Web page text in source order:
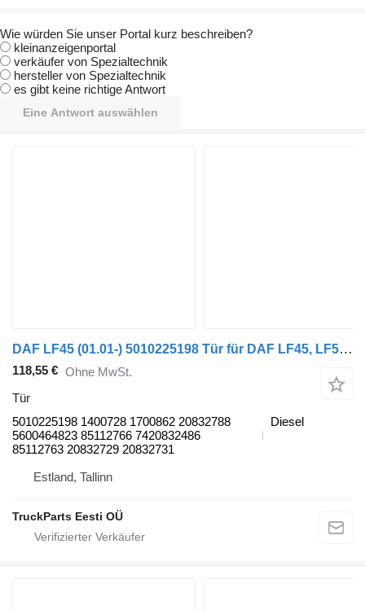
Wie würden Sie unser Portal kurz beschreiben?
kleinanzeigenportal
verkäufer von Spezialtechnik
hersteller von Spezialtechnik
es gibt keine richtige Antwort
Eine Antwort auswählen
DAF LF45 (01.01-) 5010225198 Tür für DAF LF45, LF55, LF180, CF65, CF75, CF85 (2001-) LKW
118,55 € Ohne MwSt.
Tür
5010225198 1400728 1700862 20832788
5600464823 85112766 7420832486
85112763 20832729 20832731
Diesel
Estland, Tallinn
TruckParts Eesti OÜ